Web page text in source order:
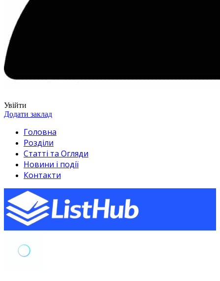
Увійти
Додати заклад
Головна
Розділи
Статті та Огляди
Новини і події
Контакти